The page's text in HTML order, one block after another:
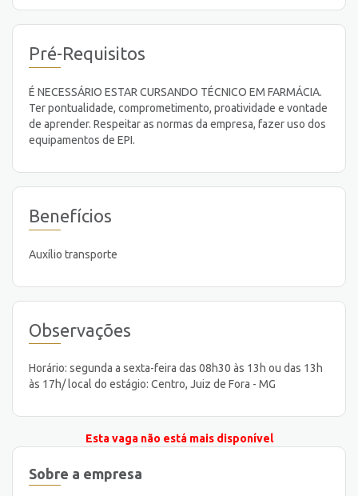
Pré-Requisitos
É NECESSÁRIO ESTAR CURSANDO TÉCNICO EM FARMÁCIA.
Ter pontualidade, comprometimento, proatividade e vontade
de aprender. Respeitar as normas da empresa, fazer uso dos
equipamentos de EPI.
Benefícios
Auxílio transporte
Observações
Horário: segunda a sexta-feira das 08h30 às 13h ou das 13h
às 17h/ local do estágio: Centro, Juiz de Fora - MG
Esta vaga não está mais disponível
Sobre a empresa